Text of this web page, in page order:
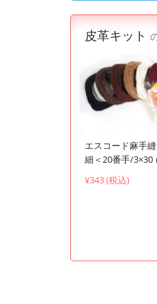
皮革キット
エスコード麻手
細＜20番手/3×30
¥343 (税込)